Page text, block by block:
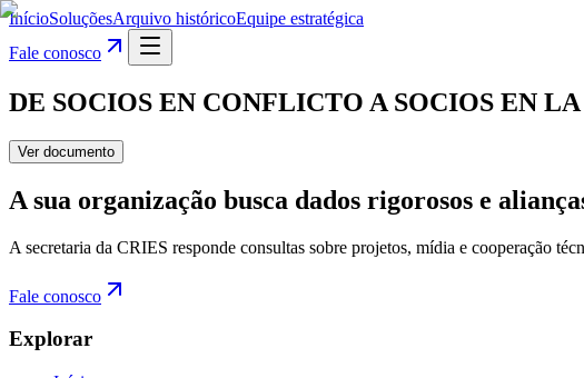
InícioSoluçõesArquivo históricoEquipe estratégica
Fale conosco
DE SOCIOS EN CONFLICTO A SOCIOS EN LA
Ver documento
A sua organização busca dados rigorosos e
A secretaria da CRIES responde consultas sobre projetos, mídia e cooperação
Fale conosco
Explorar